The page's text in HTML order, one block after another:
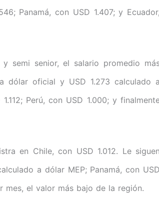
Panamá, con USD 1.407; y Ecuador,
semi senior, el salario promedio
dólar oficial y USD 1.273 calculado a
Perú, con USD 1.000; y
en Chile, con USD 1.012. Le siguen
a dólar MEP; Panamá, con USD
mes, el valor más bajo de la región.